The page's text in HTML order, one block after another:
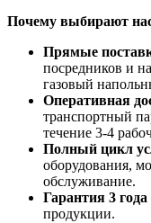
Почему выбирают
Прямые
посредников и
газовый
Оперативная
транспортный
течение 3-4
Полный цикл
оборудования,
обслуживание.
Гарантия 3 года
продукции.